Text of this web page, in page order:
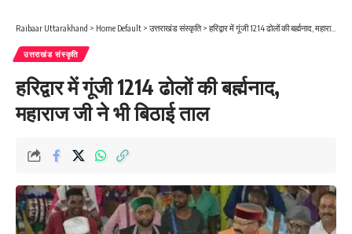
Raibaar Uttarakhand > Home Default > उत्तराखंड संस्कृति> हरिद्वार में गूंजी 1214 ढोलों की बर्ह्मनाद, महाराज जी ने भी बिठाई ताल
उत्तराखंड संस्कृति
हरिद्वार में गूंजी 1214 ढोलों की बर्ह्मनाद,
महाराज जी ने भी बिठाई ताल